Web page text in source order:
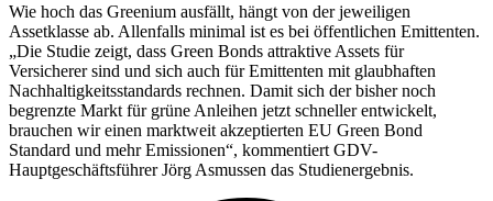
Wie hoch das Greenium ausfällt, hängt von der jeweiligen
Assetklasse ab. Allenfalls minimal ist es bei öffentlichen Emittenten.
„Die Studie zeigt, dass Green Bonds attraktive Assets für
Versicherer sind und sich auch für Emittenten mit glaubhaften
Nachhaltigkeitsstandards rechnen. Damit sich der bisher noch
begrenzte Markt für grüne Anleihen jetzt schneller entwickelt,
brauchen wir einen marktweit akzeptierten EU Green Bond
Standard und mehr Emissionen“, kommentiert GDV-
Hauptgeschäftsführer Jörg Asmussen das Studienergebnis.